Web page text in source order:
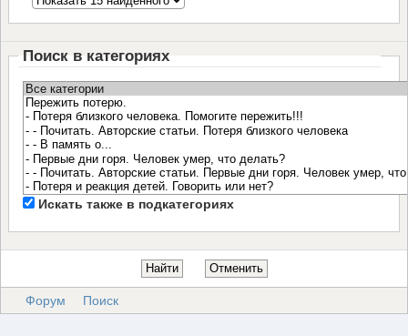
Поиск в категориях
Искать также в подкатегориях
Форум Поиск